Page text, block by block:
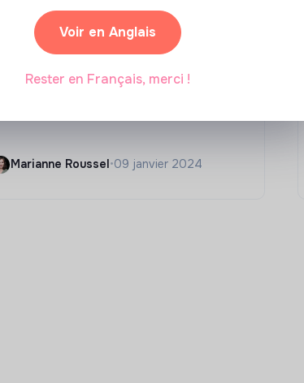
Compétences & formations
Comment se former à la
Marianne Roussel•09 janvier 2024
Voir en Anglais
Rester en Français, merci !